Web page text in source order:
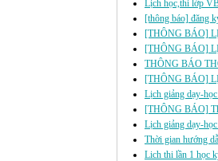
Lịch học,thi lớp
[thông báo] đăng
[THÔNG BÁO]
[THÔNG BÁO]
THÔNG BÁO
[THÔNG BÁO]
Lịch giảng dạy-
[THÔNG BÁO]
Lịch giảng dạy-
Thời gian hướng
Lich thi lần 1 học